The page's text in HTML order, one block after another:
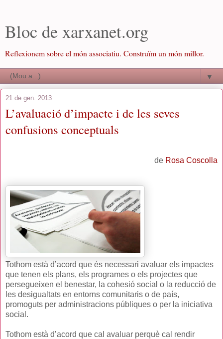
Bloc de xarxanet.org
Reflexionem sobre el món associatiu. Construïm un món millor.
▼
21 de gen. 2013
L’avaluació d’impacte i de les seves
confusions conceptuals
de Rosa Coscolla
Tothom està d’acord que és necessari avaluar els impactes
que tenen els plans, els programes o els projectes que
persegueixen el benestar, la cohesió social o la reducció de
les desigualtats en entorns comunitaris o de país,
promoguts per administracions públiques o per la iniciativa
social.
Tothom està d’acord que cal avaluar perquè cal rendir